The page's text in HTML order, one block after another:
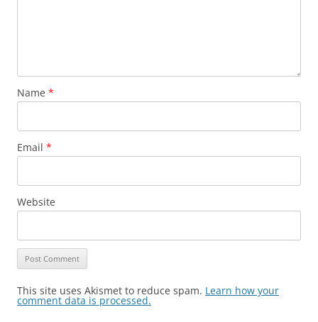
Name *
Email *
Website
This site uses Akismet to reduce spam. Learn how your
comment data is processed.